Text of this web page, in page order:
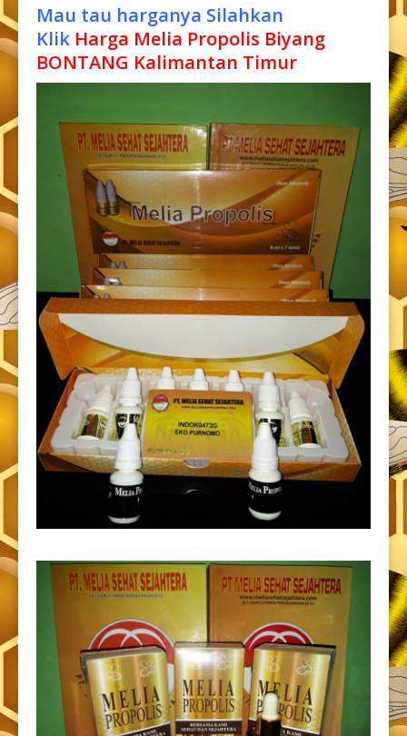
Mau tau harganya Silahkan
Klik Harga Melia Propolis Biyang
BONTANG Kalimantan Timur